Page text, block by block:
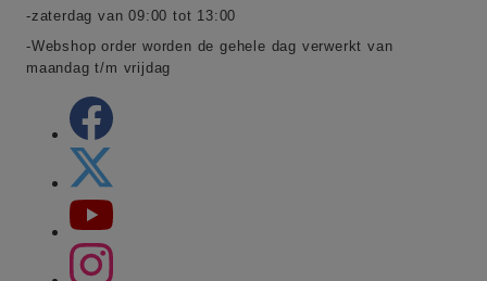
-zaterdag van 09:00 tot 13:00
-Webshop order worden de gehele dag verwerkt van
maandag t/m vrijdag